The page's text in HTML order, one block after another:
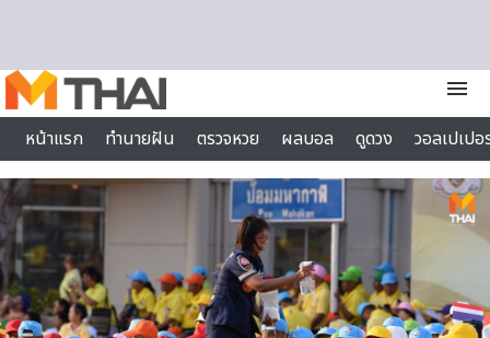
menu
หน้าแรก
ทำนายฝัน ตรวจหวย ผลบอล ดูดวง
วอลเปเป
ไลฟ์สไตล์